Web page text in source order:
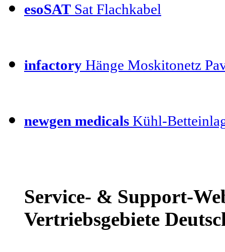
esoSAT Sat Flachkabel
infactory Hänge Moskitonetz
newgen medicals Kühl-
Service- & Support-
Vertriebsgebiete